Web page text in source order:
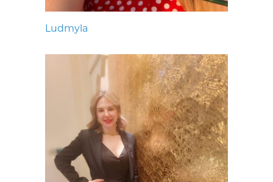
Ludmyla